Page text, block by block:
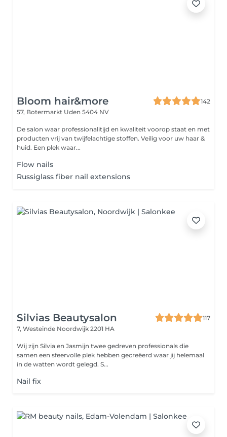
Bloom hair&more
142
57, Botermarkt Uden 5404 NV
De salon waar professionalitijd en kwaliteit voorop staat en met
producten vrij van twijfelachtige stoffen. Veilig voor uw haar &
huid. Een plek waar...
Flow nails
Russiglass fiber nail extensions
Silvias Beautysalon
117
7, Westeinde Noordwijk 2201 HA
Wij zijn Silvia en Jasmijn twee gedreven professionals die
samen een sfeervolle plek hebben gecreëerd waar jij helemaal
in de watten wordt gelegd. S...
Nail fix